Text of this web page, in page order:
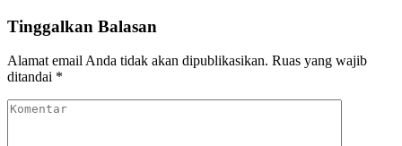
Tinggalkan Balasan
Alamat email Anda tidak akan dipublikasikan. Ruas yang wajib
ditandai *